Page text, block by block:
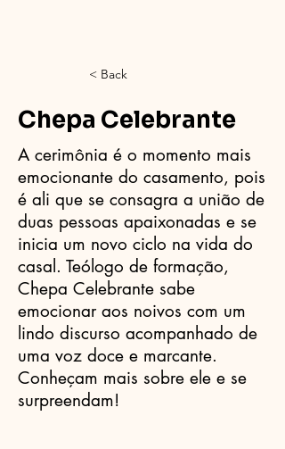
< Back
Chepa Celebrante
A cerimônia é o momento mais
emocionante do casamento, pois
é ali que se consagra a união de
duas pessoas apaixonadas e se
inicia um novo ciclo na vida do
casal. Teólogo de formação,
Chepa Celebrante sabe
emocionar aos noivos com um
lindo discurso acompanhado de
uma voz doce e marcante.
Conheçam mais sobre ele e se
surpreendam!